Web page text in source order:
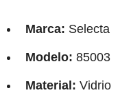
Marca: Selecta
Modelo: 85003
Material: Vidrio